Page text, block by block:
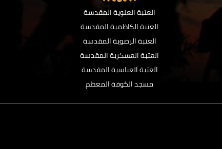
العتبة العلوية المقدسة
العتبة الكاظمية المقدسة
العتبة الرضوية المقدسة
العتبة العسكرية المقدسة
العتبة العباسية المقدسة
مسجد الكوفة المعظم